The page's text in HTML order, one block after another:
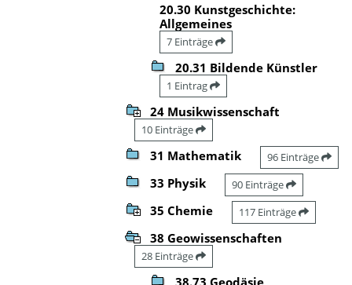
20.30 Kunstgeschichte:
Allgemeines
7 Einträge
20.31 Bildende Künstler
1 Eintrag
24 Musikwissenschaft
10 Einträge
31 Mathematik 96 Einträge
33 Physik 90 Einträge
35 Chemie 117 Einträge
38 Geowissenschaften
28 Einträge
38.73 Geodäsie